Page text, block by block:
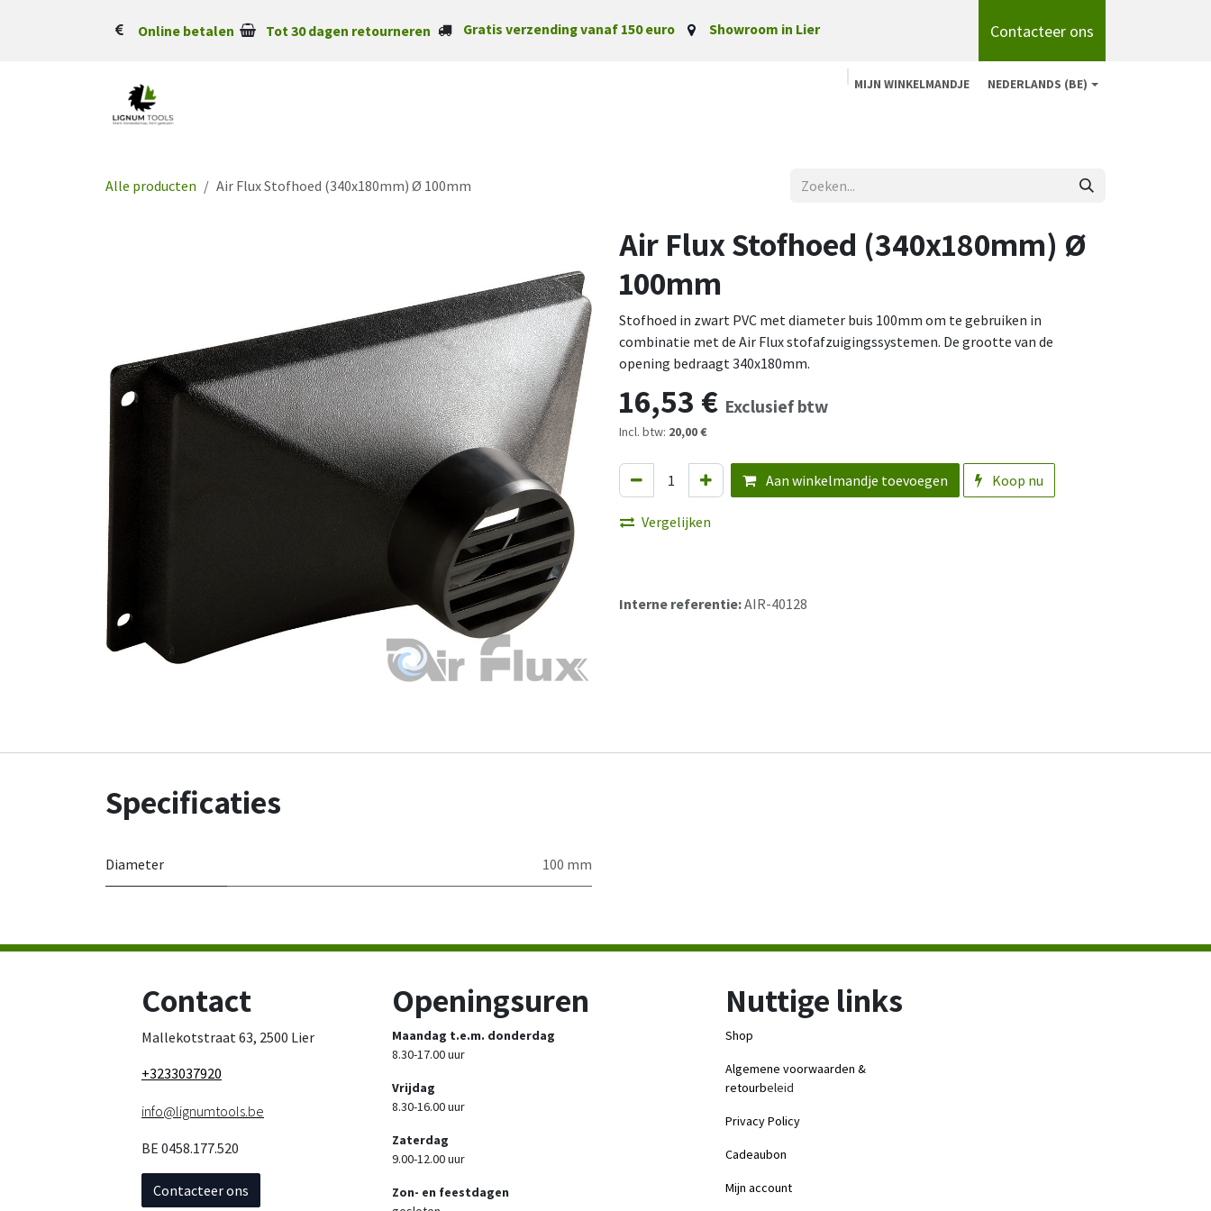
Online betalen Tot 30 dagen retourneren Gratis verzending vanaf 150 euro Showroom in Lier Contacteer ons
MIJN WINKELMANDJE NEDERLANDS (BE)
Alle producten Air Flux Stofhoed (340x180mm) Ø 100mm
Air Flux Stofhoed (340x180mm) Ø
100mm
Stofhoed in zwart PVC met diameter buis 100mm om te gebruiken in
combinatie met de Air Flux stofafzuigingssystemen. De grootte van de
opening bedraagt 340x180mm.
16,53 € Exclusief btw
Incl. btw: 20,00 €
Aan winkelmandje toevoegen Koop nu
Vergelijken
Interne referentie:AIR-40128
Specificaties
Diameter 100 mm
Contact
Mallekotstraat 63, 2500 Lier
+3233037920
info@lignumtools.be
BE 0458.177.520
Contacteer ons
Openingsuren
Maandag t.e.m. donderdag
8.30-17.00 uur
Vrijdag
8.30-16.00 uur
Zaterdag
9.00-12.00 uur
Zon- en feestdagen
Nuttige links
Shop
Algemene voorwaarden &
retourbeleid
Privacy Policy
Cadeaubon
Mijn account